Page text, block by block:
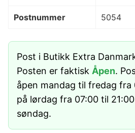
Postnummer 5054
Post i Butikk Extra
Posten er faktisk Åpen.
åpen mandag til fredag fra
på lørdag fra 07:00 til
søndag.